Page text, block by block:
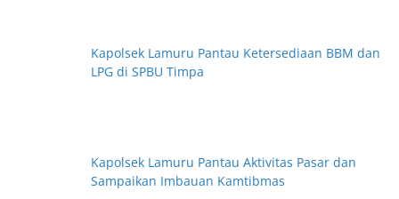
Kapolsek Lamuru Pantau Ketersediaan BBM dan
LPG di SPBU Timpa
Kapolsek Lamuru Pantau Aktivitas Pasar dan
Sampaikan Imbauan Kamtibmas